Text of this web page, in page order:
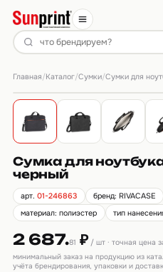
Главная/Каталог/Сумки/Сумки для
Сумка для
черный
арт.01-246863 бренд: RIVACASE
материал: полиэстер
тип
2 687.81 ₽/ шт · точная цена
минимальный заказ на продукцию из
учёта брендирования, упаковки и